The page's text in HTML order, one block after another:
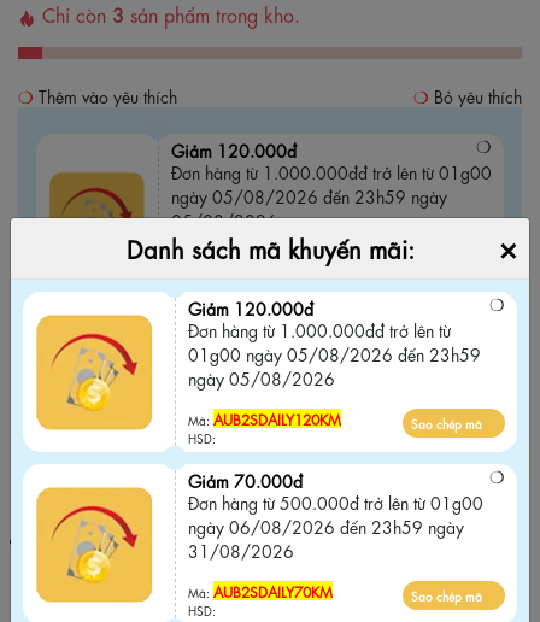
Chỉ còn 3 sản phẩm trong kho.
Thêm vào yêu thích Bỏ yêu thích
Giảm 120.000đ
Đơn hàng từ 1.000.000đđ trở lên từ 01g00
ngày 05/08/2026 đến 23h59 ngày
05/08/2026
HSD:
Giảm 70.000đ
Đơn hàng từ 500.000đ trở lên từ 01g00
ngày 06/08/2026 đến 23h59 ngày
31/08/2026
AUB2SDAILY70KM
HSD:
Sao chép mã
Thời gian áp dụng mã khuyến mãi từ 01g00 ngày 06/08/2026
đến 23h59 ngày 31/08/2026Chỉ áp dụng khi mua tại website
chính hãng và Không áp dụng chung với các chương trình khuyến
mãi khác trên website.
Danh sách mã khuyến mãi: ×
Giảm 120.000đ
Đơn hàng từ 1.000.000đđ trở lên từ
01g00 ngày 05/08/2026 đến 23h59
ngày 05/08/2026
Mã: AUB2SDAILY120KM
HSD:
Sao chép mã
Giảm 70.000đ
Đơn hàng từ 500.000đ trở lên từ 01g00
ngày 06/08/2026 đến 23h59 ngày
31/08/2026
Mã: AUB2SDAILY70KM
HSD:
Sao chép mã